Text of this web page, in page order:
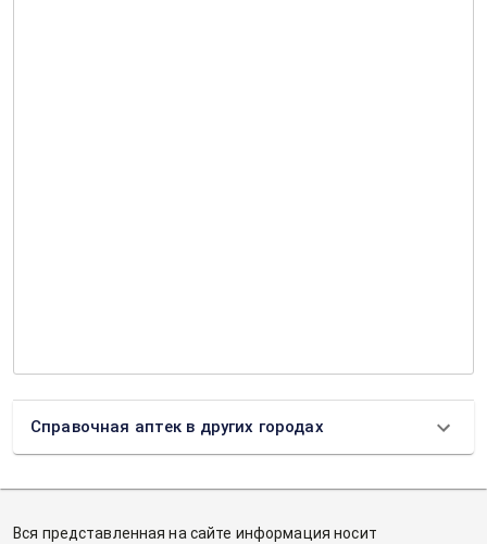
Справочная аптек в других городах
Вся представленная на сайте информация носит